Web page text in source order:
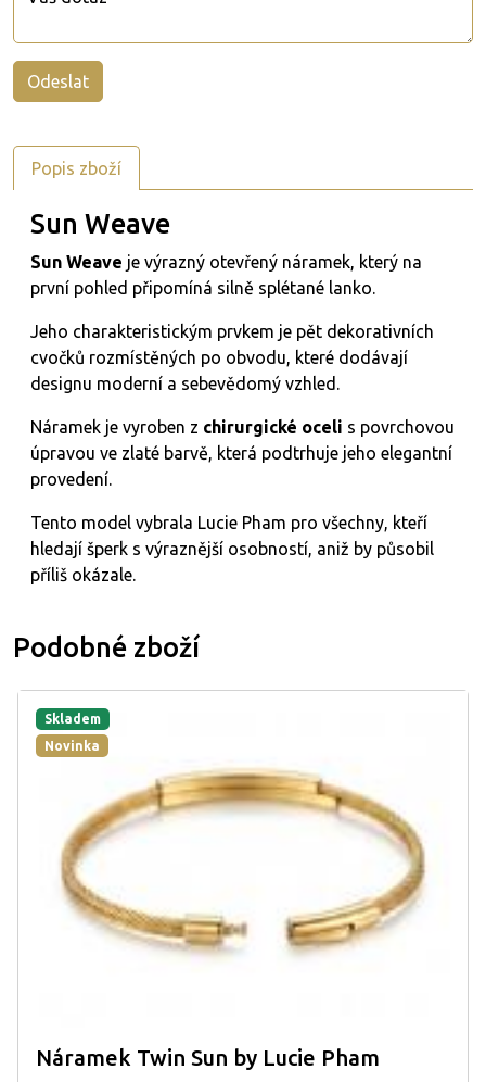
Popis zboží
Sun Weave
Sun Weave je výrazný otevřený náramek, který na
první pohled připomíná silně splétané lanko.
Jeho charakteristickým prvkem je pět dekorativních
cvočků rozmístěných po obvodu, které dodávají
designu moderní a sebevědomý vzhled.
Náramek je vyroben z chirurgické oceli s povrchovou
úpravou ve zlaté barvě, která podtrhuje jeho elegantní
provedení.
Tento model vybrala Lucie Pham pro všechny, kteří
hledají šperk s výraznější osobností, aniž by působil
příliš okázale.
Podobné zboží
Skladem
Novinka
Náramek Twin Sun by Lucie Pham